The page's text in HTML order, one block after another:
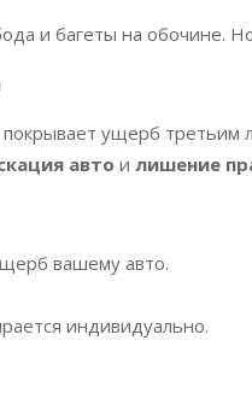
и багеты на обочине.
покрывает ущерб третьим
авто и лишение
вашему авто.
индивидуально.